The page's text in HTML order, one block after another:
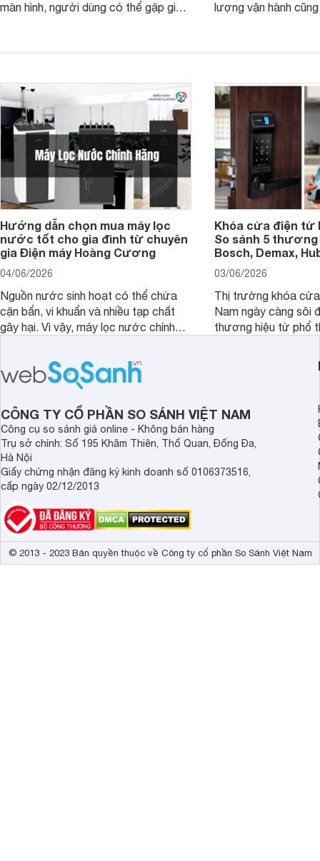
màn hình, người dùng có thể gặp giao
lượng vận hành
Hướng dẫn chọn mua máy lọc
nước tốt cho gia đình từ chuyên
gia Điện máy Hoàng Cương
04/06/2026
Nguồn nước sinh hoạt có thể chứa
cặn bẩn, vi khuẩn và nhiều tạp chất
gây hại. Vì vậy, máy lọc nước chính
sức khỏe và đảm bảo nguồn nước
sạch cho cả gia đình.
Khóa cửa điện tử
So sánh 5 thương
Bosch, Demax,
03/06/2026
Thị trường khóa
Nam ngày càng sôi
thương hiệu từ phổ
cửa điện tử hãng
sẽ so sánh 5
Demax, Hubert và
CÔNG TY CỔ PHẦN SO SÁNH VIỆT NAM
Công cụ so sánh giá online - Không bán hàng
Trụ sở chính: Số 195 Khâm Thiên, Thổ Quan, Đống Đa,
Hà Nội
Giấy chứng nhận đăng ký kinh doanh số 0106373516,
cấp ngày 02/12/2013
© 2013 - 2023 Bản quyền thuộc về Công ty cổ phần So Sánh Việt Nam